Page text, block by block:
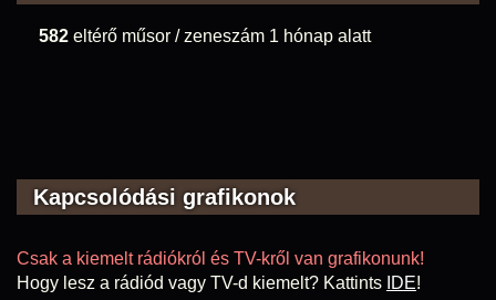
582 eltérő műsor / zeneszám 1 hónap alatt
Kapcsolódási grafikonok
Csak a kiemelt rádiókról és TV-kről van grafikonunk!
Hogy lesz a rádiód vagy TV-d kiemelt? Kattints IDE!